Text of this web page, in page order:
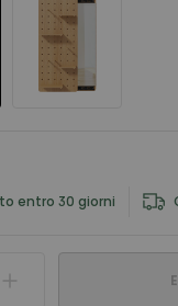
entro 30 giorni